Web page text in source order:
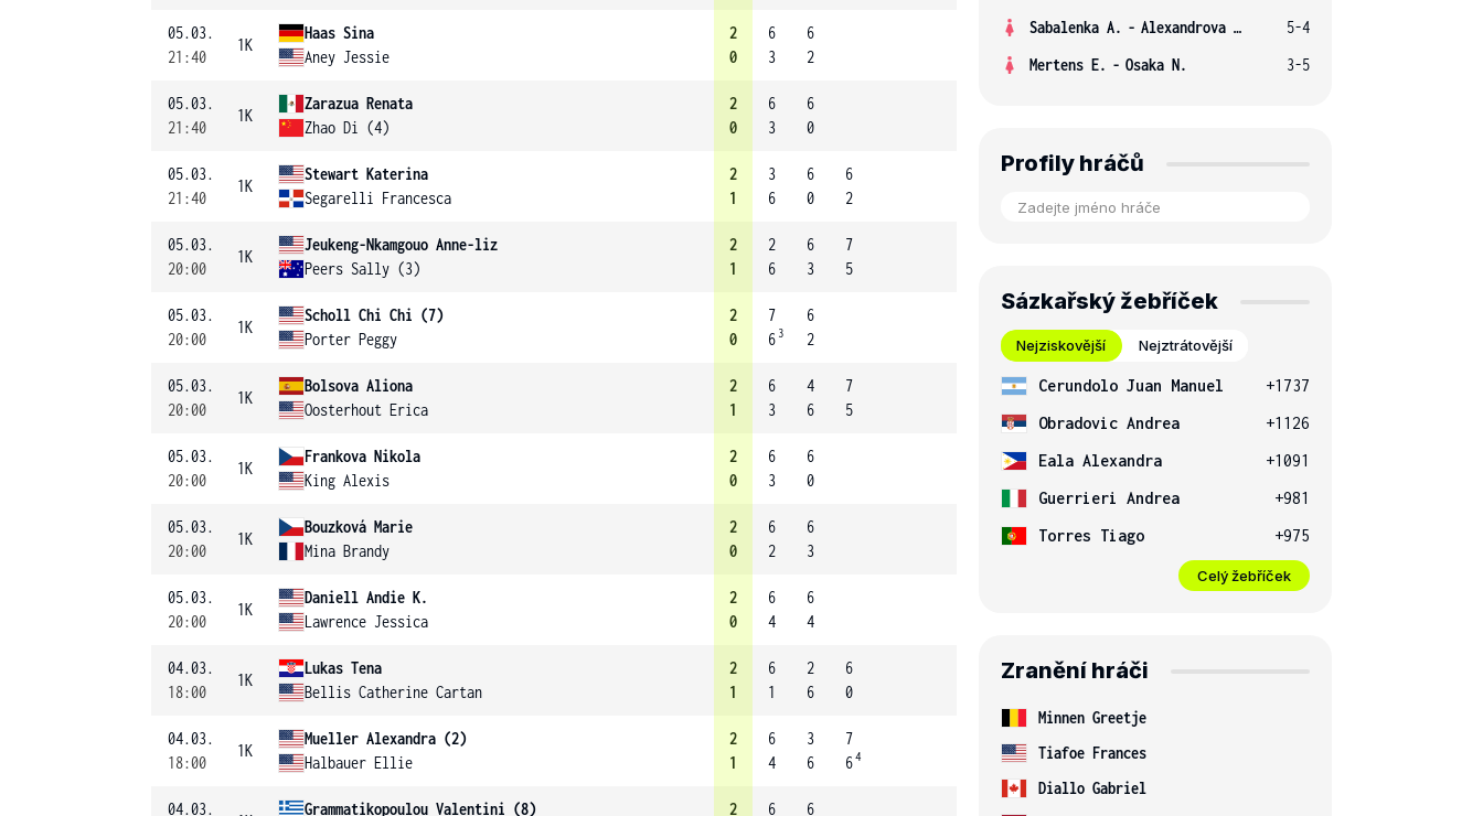
05.03.
21:40
1K
Haas Sina
Aney Jessie
2
0
6
3
6
2
05.03.
21:40
1K
Zarazua Renata
Zhao Di (4)
2
0
6
3
6
0
05.03.
21:40
1K
Stewart Katerina
Segarelli Francesca
2
1
3
6
6
0
6
2
05.03.
20:00
1K
Jeukeng-Nkamgouo Anne-liz
Peers Sally (3)
2
1
2
6
6
3
7
5
05.03.
20:00
1K
Scholl Chi Chi (7)
Porter Peggy
2
0
7
6 3
6
2
05.03.
20:00
1K
Bolsova Aliona
Oosterhout Erica
2
1
6
3
4
6
7
5
05.03.
20:00
1K
Frankova Nikola
King Alexis
2
0
6
3
6
0
05.03.
20:00
1K
Bouzková Marie
Mina Brandy
2
0
6
2
6
3
05.03.
20:00
1K
Daniell Andie K.
Lawrence Jessica
2
0
6
4
6
4
04.03.
18:00
1K
Lukas Tena
Bellis Catherine Cartan
2
1
6
1
2
6
6
0
04.03.
18:00
1K
Mueller Alexandra (2)
Halbauer Ellie
2
1
6
4
3
6
7
64
04.03. Grammatikopoulou Valentini (8) 2 6 6
Sabalenka A. - Alexandrova E.
5-4
Mertens E. - Osaka N. 3-5
Profily hráčů
Sázkařský žebříček
Nejziskovější Nejztrátovější
Cerundolo Juan Manuel
+1737
Obradovic Andrea
+1126
Eala Alexandra
+1091
Guerrieri Andrea
+981
Torres Tiago
+975
Celý žebříček
Zranění hráči
Minnen Greetje
Tiafoe Frances
Diallo Gabriel